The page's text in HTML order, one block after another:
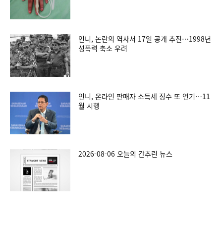
인니, 논란의 역사서 17일 공개 추진…1998년
성폭력 축소 우려
인니, 온라인 판매자 소득세 징수 또 연기…11
월 시행
2026-08-06 오늘의 간추린 뉴스